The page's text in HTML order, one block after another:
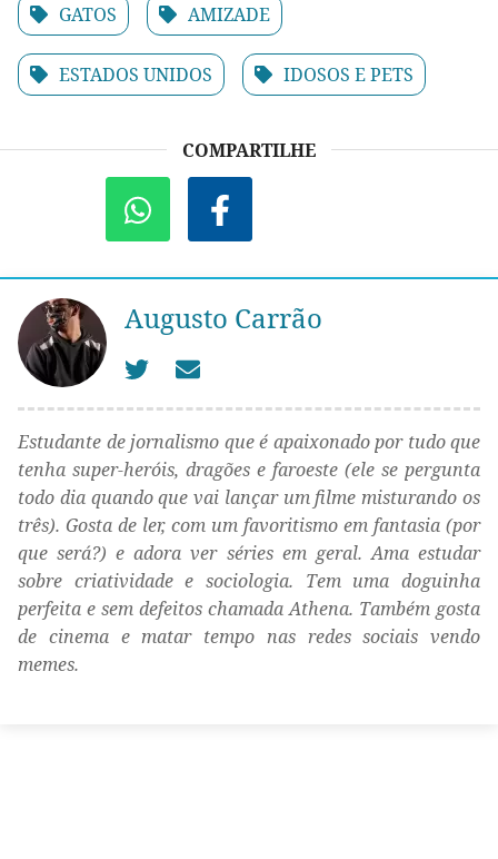
GATOS AMIZADE
ESTADOS UNIDOS IDOSOS E PETS
COMPARTILHE
Augusto Carrão
Estudante de jornalismo que é apaixonado por tudo que
tenha super-heróis, dragões e faroeste (ele se pergunta
todo dia quando que vai lançar um filme misturando os
três). Gosta de ler, com um favoritismo em fantasia (por
que será?) e adora ver séries em geral. Ama estudar
sobre criatividade e sociologia. Tem uma doguinha
perfeita e sem defeitos chamada Athena. Também gosta
de cinema e matar tempo nas redes sociais vendo
memes.